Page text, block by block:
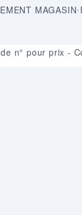
MAGASIN•
n° pour prix -